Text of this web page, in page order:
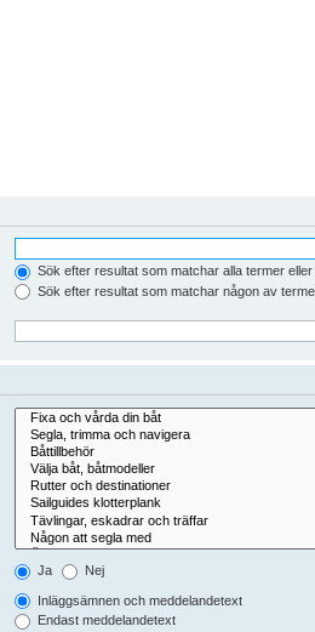
Sök efter resultat som matchar alla termer
Sök efter resultat som matchar någon av
Ja Nej
Inläggsämnen och meddelandetext
Endast meddelandetext